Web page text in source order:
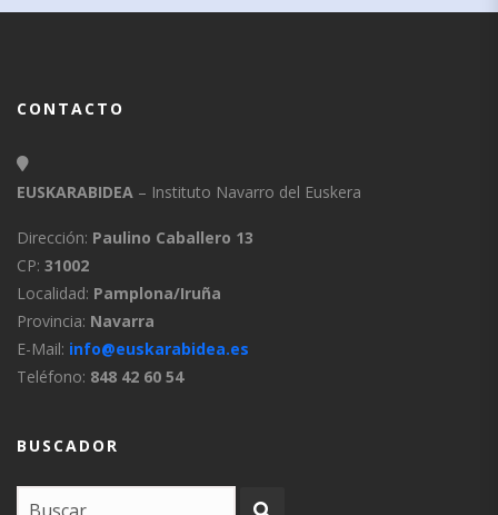
CONTACTO
EUSKARABIDEA – Instituto Navarro del Euskera
Dirección: Paulino Caballero 13
CP: 31002
Localidad: Pamplona/Iruña
Provincia: Navarra
E-Mail: info@euskarabidea.es
Teléfono: 848 42 60 54
BUSCADOR